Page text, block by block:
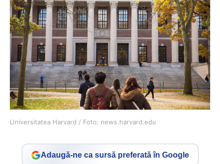
Universitatea Harvard / Foto: news.harvard.edu
Adaugă-ne ca sursă preferată în Google